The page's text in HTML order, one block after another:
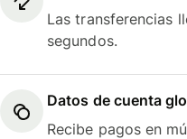
Las transferencias
segundos.
Datos de cuenta
Recibe pagos en